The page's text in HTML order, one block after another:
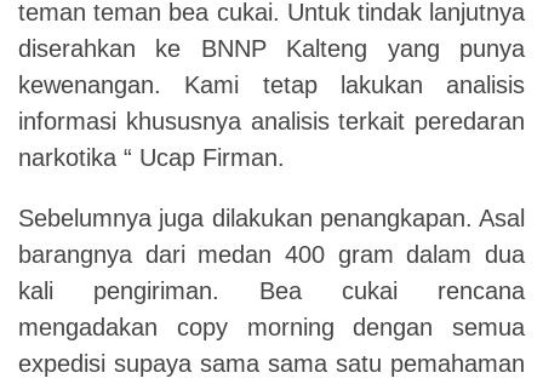
teman teman bea cukai. Untuk tindak lanjutnya
diserahkan ke BNNP Kalteng yang punya
kewenangan. Kami tetap lakukan analisis
informasi khususnya analisis terkait peredaran
narkotika “ Ucap Firman.
Sebelumnya juga dilakukan penangkapan. Asal
barangnya dari medan 400 gram dalam dua
kali pengiriman. Bea cukai rencana
mengadakan copy morning dengan semua
expedisi supaya sama sama satu pemahaman